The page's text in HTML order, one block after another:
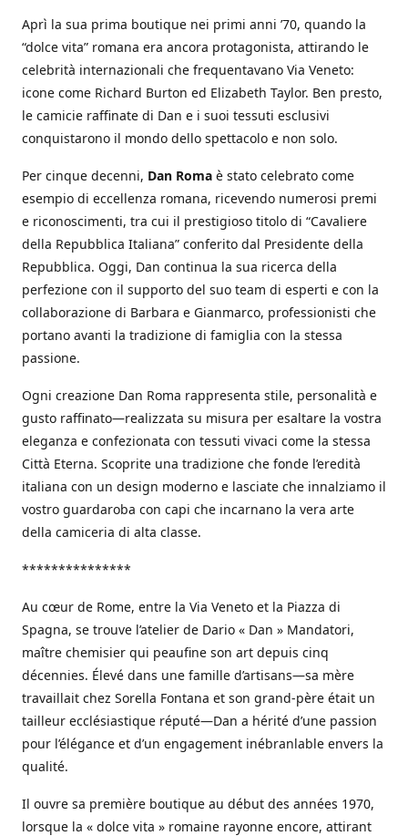
Aprì la sua prima boutique nei primi anni ’70, quando la
“dolce vita” romana era ancora protagonista, attirando le
celebrità internazionali che frequentavano Via Veneto:
icone come Richard Burton ed Elizabeth Taylor. Ben presto,
le camicie raffinate di Dan e i suoi tessuti esclusivi
conquistarono il mondo dello spettacolo e non solo.
Per cinque decenni, Dan Roma è stato celebrato come
esempio di eccellenza romana, ricevendo numerosi premi
e riconoscimenti, tra cui il prestigioso titolo di “Cavaliere
della Repubblica Italiana” conferito dal Presidente della
Repubblica. Oggi, Dan continua la sua ricerca della
perfezione con il supporto del suo team di esperti e con la
collaborazione di Barbara e Gianmarco, professionisti che
portano avanti la tradizione di famiglia con la stessa
passione.
Ogni creazione Dan Roma rappresenta stile, personalità e
gusto raffinato—realizzata su misura per esaltare la vostra
eleganza e confezionata con tessuti vivaci come la stessa
Città Eterna. Scoprite una tradizione che fonde l’eredità
italiana con un design moderno e lasciate che innalziamo il
vostro guardaroba con capi che incarnano la vera arte
della camiceria di alta classe.
***************
Au cœur de Rome, entre la Via Veneto et la Piazza di
Spagna, se trouve l’atelier de Dario « Dan » Mandatori,
maître chemisier qui peaufine son art depuis cinq
décennies. Élevé dans une famille d’artisans—sa mère
travaillait chez Sorella Fontana et son grand-père était un
tailleur ecclésiastique réputé—Dan a hérité d’une passion
pour l’élégance et d’un engagement inébranlable envers la
qualité.
Il ouvre sa première boutique au début des années 1970,
lorsque la « dolce vita » romaine rayonne encore, attirant